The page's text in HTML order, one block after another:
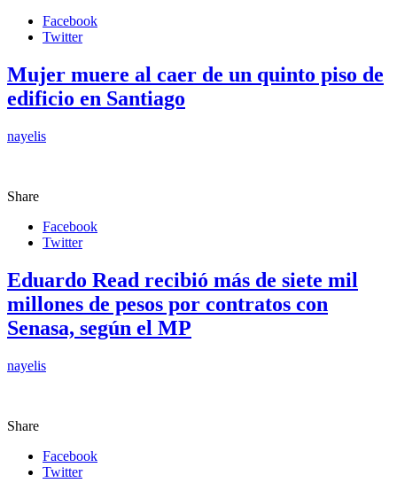
Facebook
Twitter
Mujer muere al caer de un quinto piso de
edificio en Santiago
nayelis
Share
Facebook
Twitter
Eduardo Read recibió más de siete mil
millones de pesos por contratos con
Senasa, según el MP
nayelis
Share
Facebook
Twitter